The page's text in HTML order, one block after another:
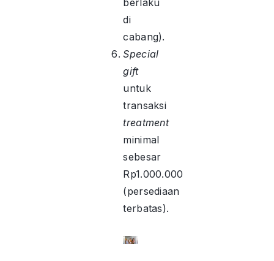
berlaku
di
cabang).
Special
gift
untuk
transaksi
treatment
minimal
sebesar
Rp1.000.000
(persediaan
terbatas).